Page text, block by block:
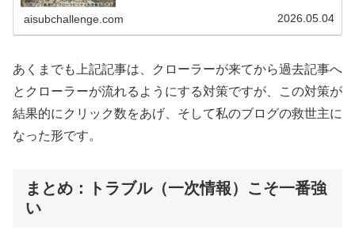
aisubchallenge.com 2026.05.04
あくまでも上記記事は、クローラーが来てから過去記事へ
とクローラーが流れるようにする対策ですが、この対策が
結果的にクリック数をあげ、そして私のブログの救世主に
なった形です。
まとめ：トラブル（一次情報）こそ一番強
い